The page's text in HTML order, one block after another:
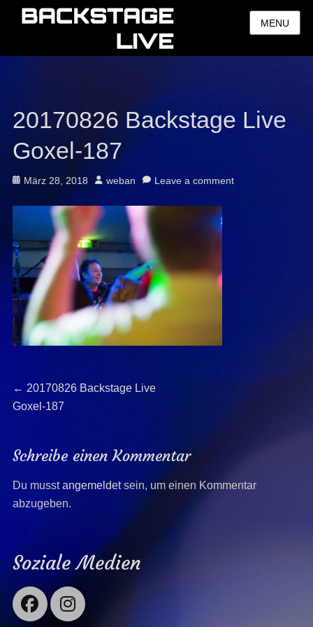
MENU
20170826 Backstage Live
Goxel-187
Posted
März 28, 2018 Author
weban Leave a comment
Beitragsnavigation
← Previous
post:
20170826 Backstage Live
Goxel-187
Schreibe einen Kommentar
Du musstangemeldetsein, um einen Kommentar
abzugeben.
Soziale Medien
Facebook
Instagram